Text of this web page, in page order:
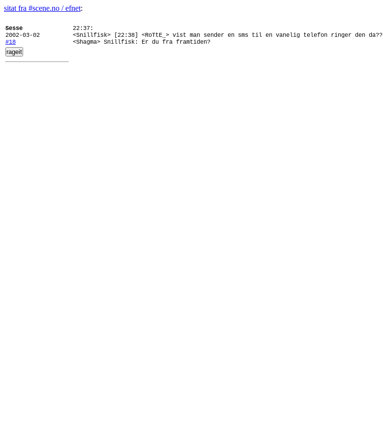
sitat fra #scene.no / efnet:
Sesse
2002-03-02
#18
22:37:
<Snillfisk> [22:38] <RoTtE_> vist man sender en sms til en vanelig telefon ringer den da??
<Shagma> Snillfisk: Er du fra framtiden?